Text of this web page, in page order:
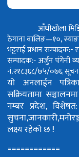
आँधीखोला
ठेगाना वालिङ—१०,
भट्टराईप्रधान सम्पादक:-
सम्पादक:- अर्जुन पंगेनी
नं.२१८३६८/७५/०७६
यो अनलाईन
सक्रियतामा
नम्बर प्रदेश,
लक्ष्य रहेको छ !
============